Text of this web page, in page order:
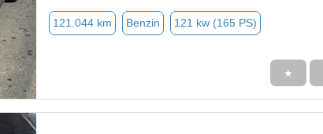
121.044 km Benzin 121 kw (165 PS)
★